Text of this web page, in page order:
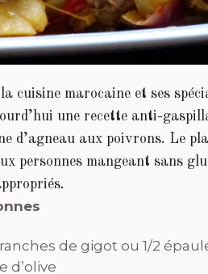
cuisine marocaine et ses
une recette anti-
d’agneau aux poivrons. Le
personnes mangeant sans
de gigot ou 1/2
d’olive